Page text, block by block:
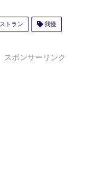
トラン 我慢
スポンサーリンク